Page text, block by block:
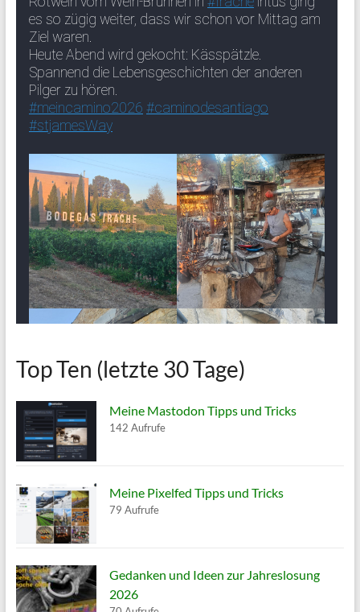
Top Ten (letzte 30 Tage)
Meine Mastodon Tipps und Tricks
142 Aufrufe
Meine Pixelfed Tipps und Tricks
79 Aufrufe
Gedanken und Ideen zur Jahreslosung
2026